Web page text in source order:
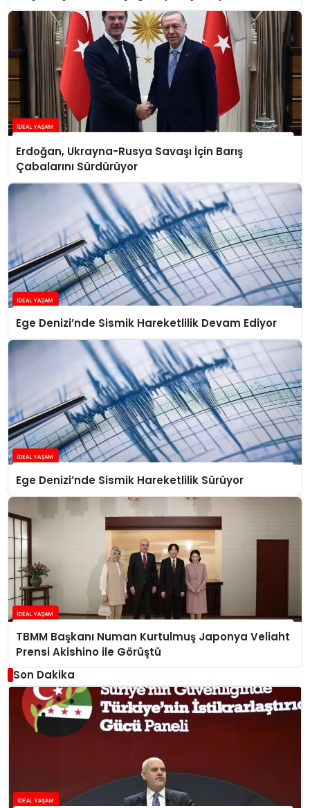
Konuştu
Erdoğan, Ukrayna-Rusya Savaşı İçin Barış
Çabalarını Sürdürüyor
Ege Denizi’nde Sismik Hareketlilik Devam Ediyor
Ege Denizi’nde Sismik Hareketlilik Sürüyor
TBMM Başkanı Numan Kurtulmuş Japonya Veliaht
Prensi Akishino ile Görüştü
Son Dakika